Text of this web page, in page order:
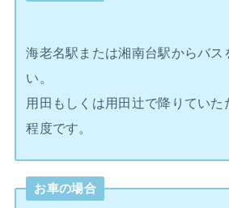
海老名駅または湘南台駅からバス
い。
用田もしくは用田辻で降りていた
程度です。
お車の場合